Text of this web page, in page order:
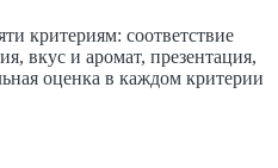
критериям: соответствие
вкус и аромат, презентация,
оценка в каждом критерии